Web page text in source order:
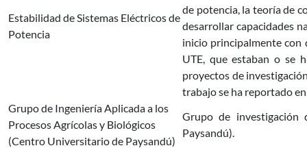
Estabilidad de Sistemas Eléctricos de
Potencia
de potencia, la teoría de
desarrollar capacidades
inicio principalmente con
UTE, que estaban o se
proyectos de
trabajo se ha reportado
Grupo de Ingeniería Aplicada a los
Procesos Agrícolas y Biológicos
(Centro Universitario de Paysandú)
Grupo de investigación
Paysandú).